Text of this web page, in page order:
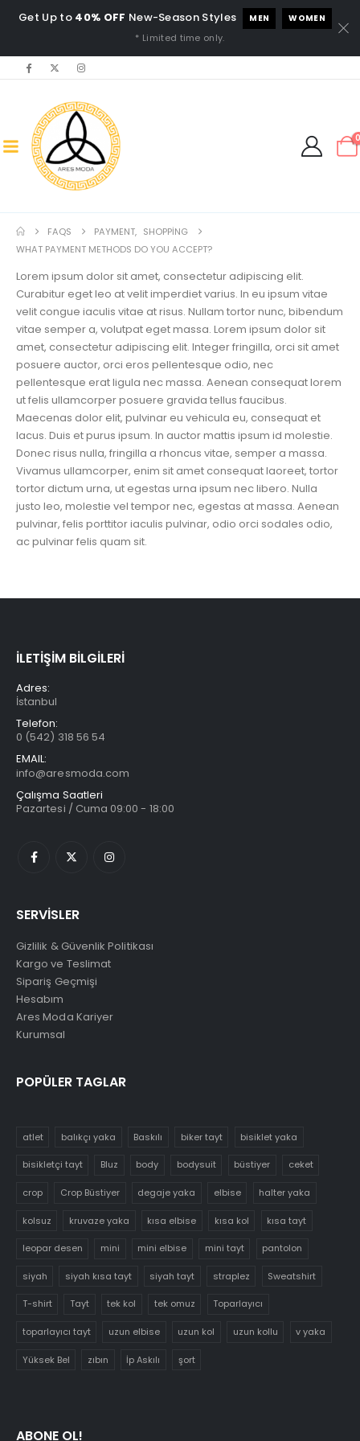
Get Up to 40% OFF New-Season Styles MEN WOMEN
* Limited time only.
FAQS PAYMENT, SHOPPING
WHAT PAYMENT METHODS DO YOU ACCEPT?
Lorem ipsum dolor sit amet, consectetur adipiscing elit.
Curabitur eget leo at velit imperdiet varius. In eu ipsum vitae
velit congue iaculis vitae at risus. Nullam tortor nunc, bibendum
vitae semper a, volutpat eget massa. Lorem ipsum dolor sit
amet, consectetur adipiscing elit. Integer fringilla, orci sit amet
posuere auctor, orci eros pellentesque odio, nec
pellentesque erat ligula nec massa. Aenean consequat lorem
ut felis ullamcorper posuere gravida tellus faucibus.
Maecenas dolor elit, pulvinar eu vehicula eu, consequat et
lacus. Duis et purus ipsum. In auctor mattis ipsum id molestie.
Donec risus nulla, fringilla a rhoncus vitae, semper a massa.
Vivamus ullamcorper, enim sit amet consequat laoreet, tortor
tortor dictum urna, ut egestas urna ipsum nec libero. Nulla
justo leo, molestie vel tempor nec, egestas at massa. Aenean
pulvinar, felis porttitor iaculis pulvinar, odio orci sodales odio,
ac pulvinar felis quam sit.
İLETİŞİM BİLGİLERİ
Adres:
İstanbul
Telefon:
0 (542) 318 56 54
EMAIL:
info@aresmoda.com
Çalışma Saatleri
Pazartesi / Cuma 09:00 - 18:00
SERVİSLER
Gizlilik & Güvenlik Politikası
Kargo ve Teslimat
Sipariş Geçmişi
Hesabım
Ares Moda Kariyer
Kurumsal
POPÜLER TAGLAR
atlet balıkçı yaka Baskılı biker tayt bisiklet yaka
bisikletçi tayt Bluz body bodysuit büstiyer ceket
crop Crop Büstiyer degaje yaka elbise halter yaka
kolsuz kruvaze yaka kısa elbise kısa kol kısa tayt
leopar desen mini mini elbise mini tayt pantolon
siyah siyah kısa tayt siyah tayt straplez Sweatshirt
T-shirt Tayt tek kol tek omuz Toparlayıcı
toparlayıcı tayt uzun elbise uzun kol uzun kollu v yaka
Yüksek Bel zıbın İp Askılı şort
ABONE OL!